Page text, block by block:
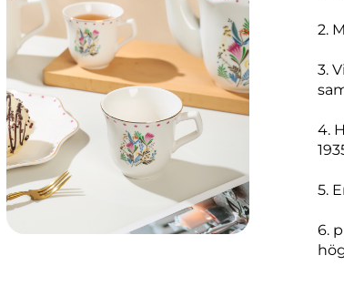
2.
3.
4.
5.
6.